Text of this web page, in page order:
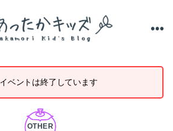
た
か
キ
ッ
ズ
ベントは終了しています
カ
テ
OTHER